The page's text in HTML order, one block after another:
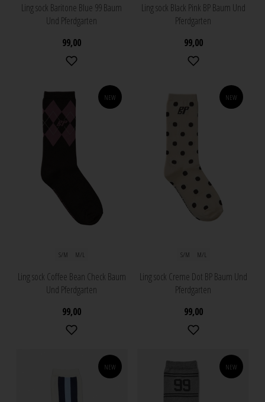
Ling sock Baritone Blue 99 Baum
Und Pferdgarten
99,00
Ling sock Black Pink BP Baum Und
Pferdgarten
99,00
NEW
S/M M/L
Ling sock Coffee Bean Check Baum
Und Pferdgarten
99,00
NEW
S/M M/L
Ling sock Creme Dot BP Baum Und
Pferdgarten
99,00
NEW NEW